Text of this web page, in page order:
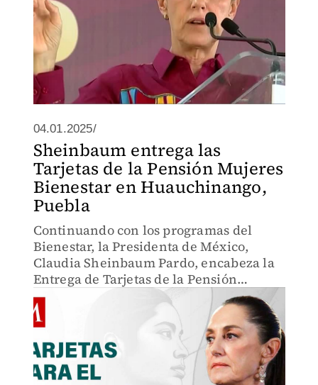
04.01.2025/
Sheinbaum entrega las
Tarjetas de la Pensión Mujeres
Bienestar en Huauchinango,
Puebla
Continuando con los programas del
Bienestar, la Presidenta de México,
Claudia Sheinbaum Pardo, encabeza la
Entrega de Tarjetas de la Pensión
Mujeres Bienestar, desde el Recinto
Ferial de Huauchinango, en
Huauchinango, Puebla.